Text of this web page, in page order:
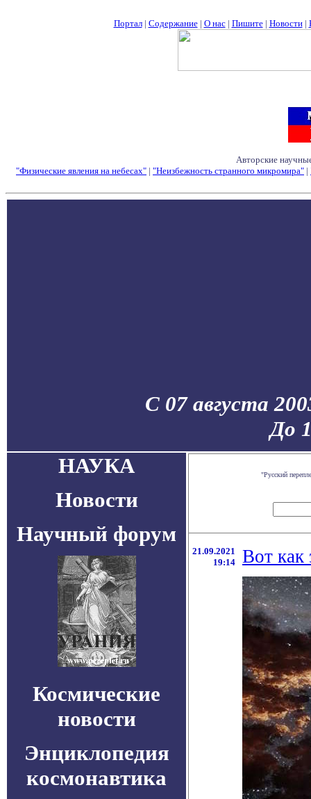
Портал| Содержание| О нас| Пишите| Новости|
Авторские
"Физические явления на небесах" | "Неизбежность странного микромира" |
С 07 августа
До
НАУКА
Новости
Научный форум
Космические
новости
Энциклопедия
космонавтика
"Русский
21.09.2021
19:14
Вот как